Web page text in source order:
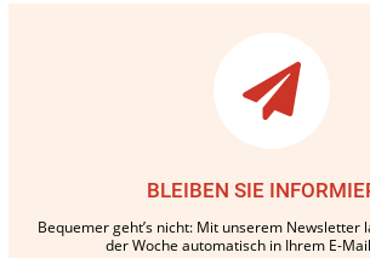
BLEIBEN SIE
Bequemer geht’s nicht: Mit unserem Newsletter
der Woche automatisch in Ihrem E-